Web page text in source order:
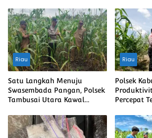
Riau
Satu Langkah Menuju
Swasembada Pangan, Polsek
Tambusai Utara Kawal
Diuji Curah Hujan
Riau
Polsek
Percepat
Nasional